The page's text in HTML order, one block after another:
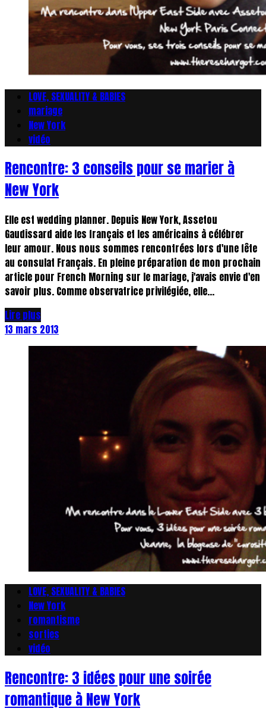
LOVE, SEXUALITY & BABIES
mariage
New York
vidéo
Rencontre: 3 conseils pour se marier à
New York
Elle est wedding planner. Depuis New York, Assetou
Gaudissard aide les français et les américains à célébrer
leur amour. Nous nous sommes rencontrées lors d'une fête
au consulat Français. En pleine préparation de mon prochain
article pour French Morning sur le mariage, j'avais envie d'en
savoir plus. Comme observatrice privilégiée, elle...
Lire plus
13 mars 2013
LOVE, SEXUALITY & BABIES
New York
romantisme
sorties
vidéo
Rencontre: 3 idées pour une soirée
romantique à New York